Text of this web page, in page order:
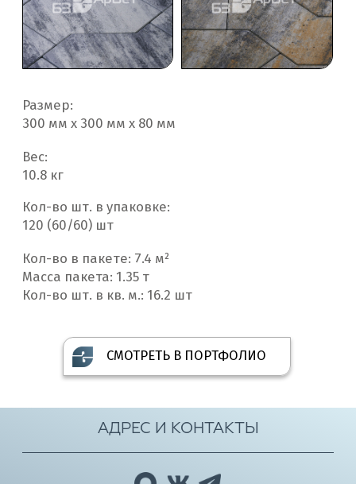
СМОТРЕТЬ В ПОРТФОЛИО
Размер:
300 мм х 300 мм х 80 мм
Вес:
10.8 кг
Кол-во шт. в упаковке:
120 (60/60) шт
Кол-во в пакете: 7.4 м²
Масса пакета: 1.35 т
Кол-во шт. в кв. м.: 16.2 шт
АДРЕС И КОНТАКТЫ